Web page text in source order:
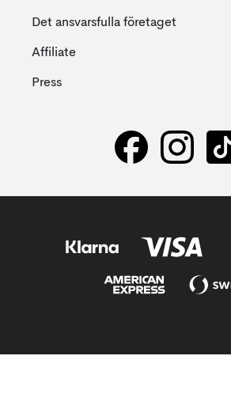
Det ansvarsfulla företaget
Affiliate
Press